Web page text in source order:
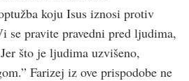
koju Isus iznosi protiv
se pravite pravedni pred ljudima,
što je ljudima uzvišeno,
Farizej iz ove prispodobe ne